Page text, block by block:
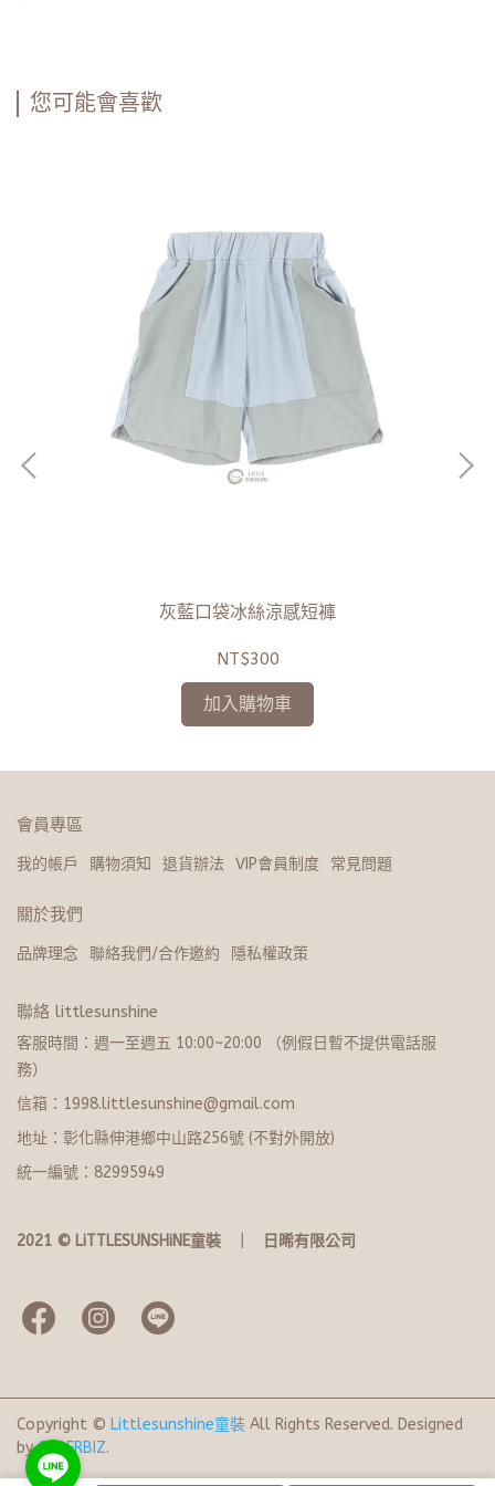
您可能會喜歡
灰藍口袋冰絲涼感短褲
NT$300
加入購物車
會員專區
我的帳戶 購物須知 退貨辦法 VIP會員制度 常見問題
關於我們
品牌理念 聯絡我們/合作邀約 隱私權政策
聯絡 littlesunshine
客服時間：週一至週五 10:00~20:​0​0 （例假日暫不提供電話服
務）
信箱：1998.littlesunshine@gmail.com
地址：彰化縣伸港鄉中山路256號 (不對外開放)
統一編號：82995949
2021 © LiTTLESUNSHiNE童裝   ｜   日晞有限公司
Copyright © Littlesunshine童裝 All Rights Reserved. Designed
byCYBERBIZ.